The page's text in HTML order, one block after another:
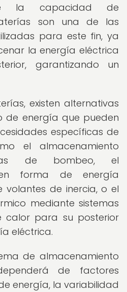
la capacidad de
son una de las
para este fin, ya
la energía eléctrica
garantizando un
existen alternativas
de energía que pueden
específicas de
el almacenamiento
de bombeo, el
forma de energía
de inercia, o el
mediante sistemas
calor para su posterior
eléctrica.
de almacenamiento
de factores
energía, la variabilidad